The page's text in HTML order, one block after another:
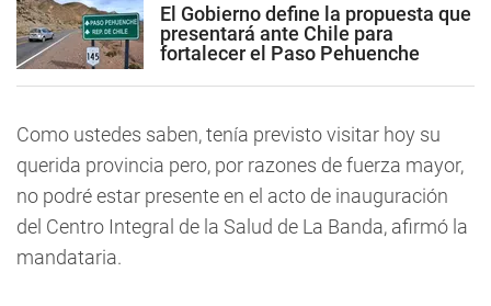
El Gobierno define la propuesta que
presentará ante Chile para
fortalecer el Paso Pehuenche
Como ustedes saben, tenía previsto visitar hoy su
querida provincia pero, por razones de fuerza mayor,
no podré estar presente en el acto de inauguración
del Centro Integral de la Salud de La Banda, afirmó la
mandataria.